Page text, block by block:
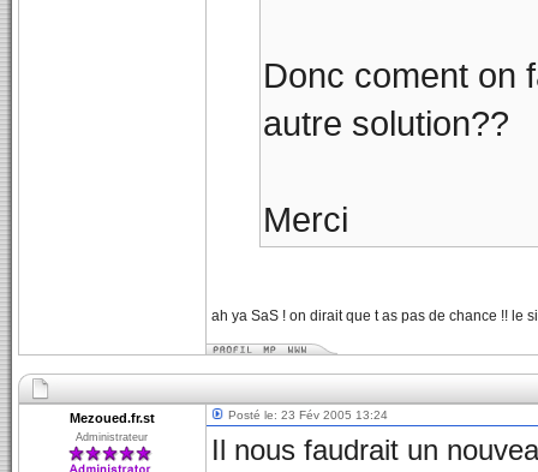
Donc coment on
autre solution??
Merci
ah ya SaS ! on dirait que t as pas de chance !! le
Mezoued.fr.st
Administrateur
Posté le: 23 Fév 2005 13:24
Il nous faudrait un